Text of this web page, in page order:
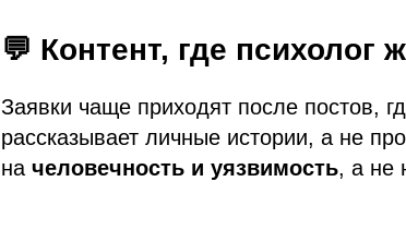
💬 Контент, где психолог
Заявки чаще приходят после постов,
рассказывает личные истории, а не
на человечность и уязвимость, а не